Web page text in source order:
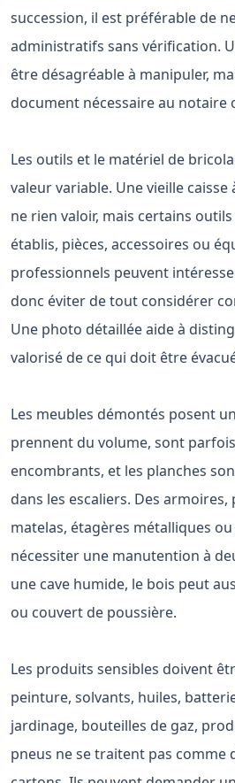
succession, il est préférable de
administratifs sans vérification.
être désagréable à manipuler,
document nécessaire au notaire
Les outils et le matériel de
valeur variable. Une vieille
ne rien valoir, mais certains
établis, pièces, accessoires ou
professionnels peuvent
donc éviter de tout considérer
Une photo détaillée aide à
valorisé de ce qui doit être
Les meubles démontés posent
prennent du volume, sont
encombrants, et les planches
dans les escaliers. Des
matelas, étagères métalliques
nécessiter une manutention à
une cave humide, le bois peut
ou couvert de poussière.
Les produits sensibles doivent
peinture, solvants, huiles,
jardinage, bouteilles de gaz,
pneus ne se traitent pas comme